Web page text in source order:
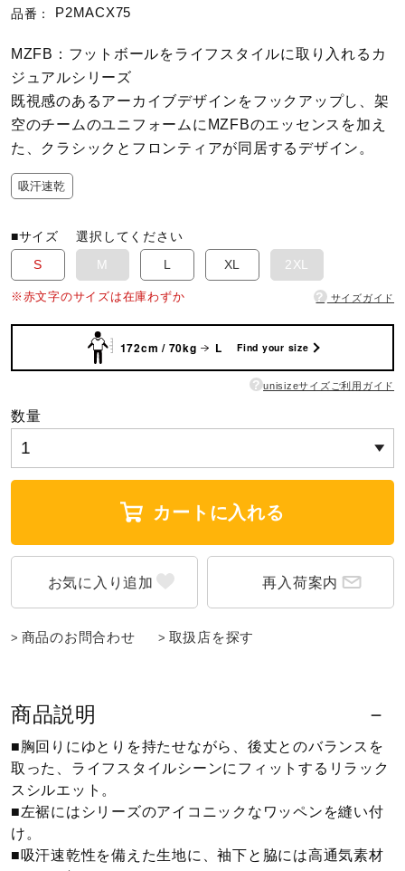
陸上競技
ソフトボール
柔道
ウィンタースポーツ
ワーキング
ライフスタイルグッズ
インナー
アウトドア／レイン
品番： P2MACX75
MZFB：フットボールをライフスタイルに取り入れるカ
ジュアルシリーズ
既視感のあるアーカイブデザインをフックアップし、架
空のチームのユニフォームにMZFBのエッセンスを加え
た、クラシックとフロンティアが同居するデザイン。
吸汗速乾
■サイズ選択してください
S
M L XL 2XL
※赤文字のサイズは在庫わずか ? サイズガイド
172cm / 70kg L Find your size
? unisizeサイズご利用ガイド
数量
カートに入れる
再入荷案内
商品のお問合わせ 取扱店を探す
商品説明
■胸回りにゆとりを持たせながら、後丈とのバランスを
取った、ライフスタイルシーンにフィットするリラック
スシルエット。
■左裾にはシリーズのアイコニックなワッペンを縫い付
け。
■吸汗速乾性を備えた生地に、袖下と脇には高通気素材